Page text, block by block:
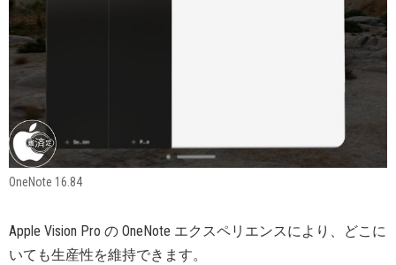
OneNote 16.84
Apple Vision Pro の OneNote エクスペリエンスにより、どこに
いても生産性を維持できます。